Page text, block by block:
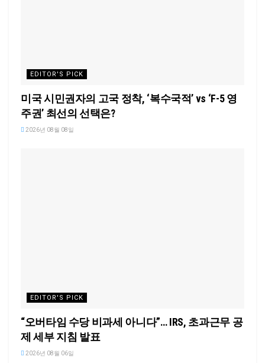
EDITOR'S PICK
미국 시민권자의 고국 정착, ‘복수국적’ vs ‘F-5 영
주권’ 최선의 선택은?
2026년 08월 08일
EDITOR'S PICK
“오버타임 수당 비과세 아니다”… IRS, 초과근무 공
제 세부 지침 발표
2026년 08월 06일